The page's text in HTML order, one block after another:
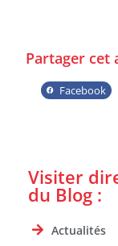
Partager cet
Facebook
Visiter
du Blog :
Actualités